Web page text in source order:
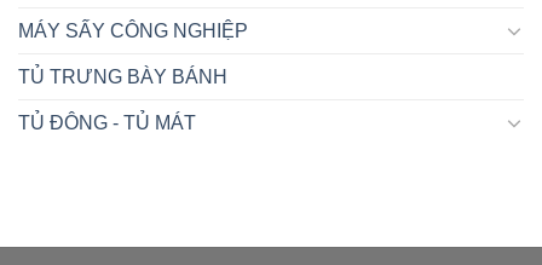
MÁY SẤY CÔNG NGHIỆP
TỦ TRƯNG BÀY BÁNH
TỦ ĐÔNG - TỦ MÁT